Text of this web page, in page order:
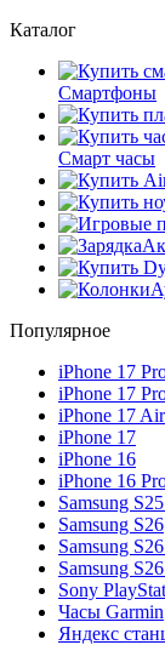
Каталог
Смартфоны
Смарт часы
Популярное
iPhone 17
iPhone 17
iPhone 17 Air
iPhone 17
iPhone 16
iPhone 16
Samsung
Samsung S26
Samsung
Samsung
Sony
Часы Garmin
Яндекс